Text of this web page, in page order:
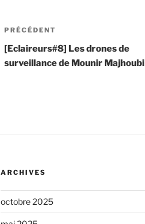
r
m
n
t
t
a
i
Navigation
de
l’article
Article
précédent
PRÉCÉDENT
[Eclaireurs#8] Les drones de
surveillance de Mounir Majhoubi
ARCHIVES
octobre 2025